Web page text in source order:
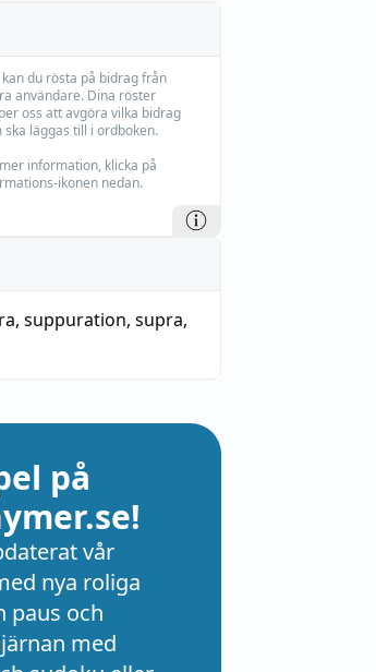
du rösta på bidrag från
användare. Dina röster
oss att avgöra vilka bidrag
ska läggas till i ordboken.
information, klicka på
ikonen nedan.
, suppuration, supra,
på
vår
nya roliga
paus och
med